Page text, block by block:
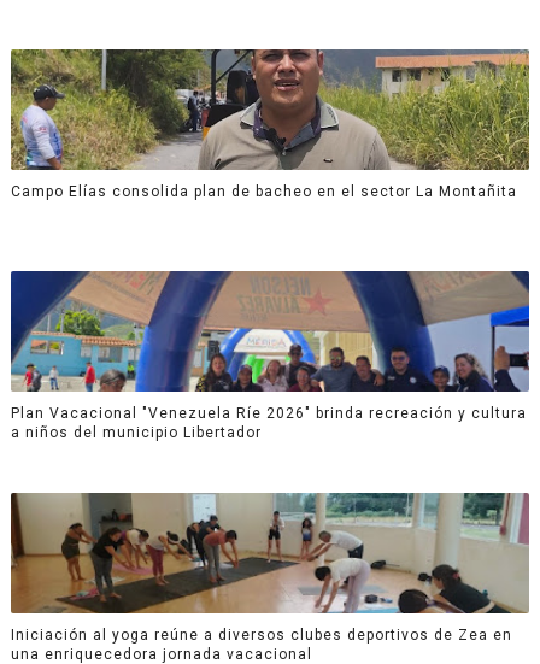
Campo Elías consolida plan de bacheo en el sector La Montañita
Plan Vacacional "Venezuela Ríe 2026" brinda recreación y cultura
a niños del municipio Libertador
Iniciación al yoga reúne a diversos clubes deportivos de Zea en
una enriquecedora jornada vacacional